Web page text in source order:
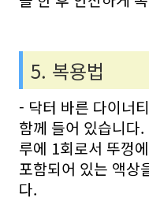
5. 복용법
- 닥터 바른 다이너
함께 들어 있습니다
루에 1회로서 뚜껑
포함되어 있는 액상
다.